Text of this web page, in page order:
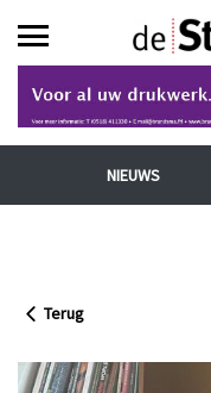
NIEUWS
Terug